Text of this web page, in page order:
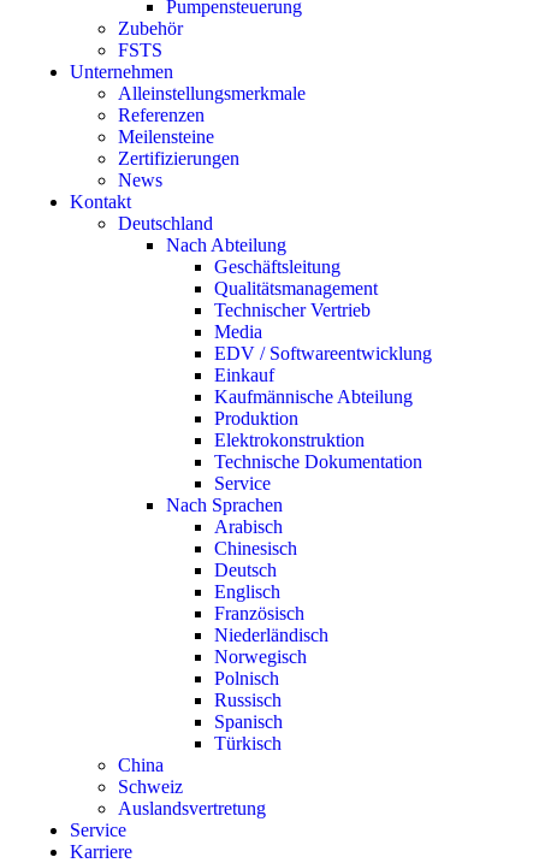
Pumpensteuerung
Zubehör
FSTS
Unternehmen
Alleinstellungsmerkmale
Referenzen
Meilensteine
Zertifizierungen
News
Kontakt
Deutschland
Nach Abteilung
Geschäftsleitung
Qualitätsmanagement
Technischer Vertrieb
Media
EDV / Softwareentwicklung
Einkauf
Kaufmännische Abteilung
Produktion
Elektrokonstruktion
Technische Dokumentation
Service
Nach Sprachen
Arabisch
Chinesisch
Deutsch
Englisch
Französisch
Niederländisch
Norwegisch
Polnisch
Russisch
Spanisch
Türkisch
China
Schweiz
Auslandsvertretung
Service
Karriere